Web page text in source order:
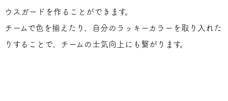
ウスガードを作ることができます。
チームで色を揃えたり、自分のラッキーカラーを取り入れた
りすることで、チームの士気向上にも繋がります。